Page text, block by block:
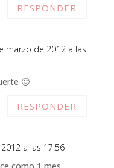
RESPONDER
marzo de 2012 a las
🙂
RESPONDER
a las 17:56